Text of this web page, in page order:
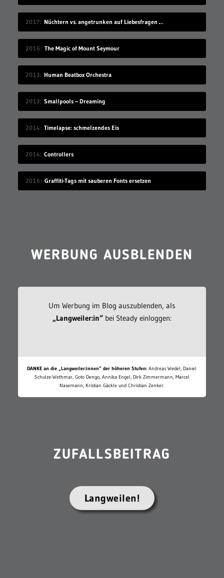
2017 Nüchtern vs. angetrunken auf Liebesfragen antworten
2016 The Magic of Mount Seymour
2013 Human Beatbox Orchestra
2013 Smallpools – Dreaming
2014 Timelapse: schmelzendes Eis
2014 Controllers
2016 Graffiti-Tags mit sauberen Fonts ersetzen
WERBUNG AUSBLENDEN
Um Werbung im Blog auszublenden, als
„Langweiler:in“bei Steady einloggen:
DANKE an die „Langweiler:innen“ der höheren Stufen: Andreas Wedel, Daniel
Schulze-Wethmar, Goto Dengo, Annika Engel, Dirk Zimmermann, Marcel
Nasemann, Kristian Gäckle und Christian Zenker.
ZUFALLSBEITRAG
Langweilen!